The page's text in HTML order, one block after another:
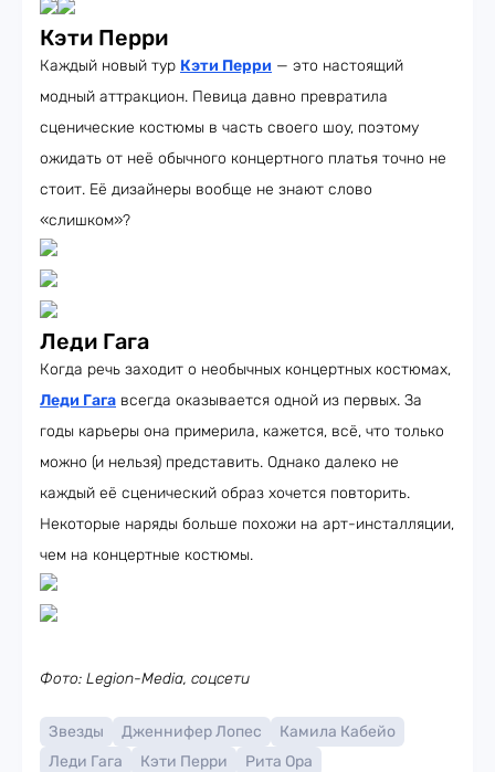
Кэти Перри
Каждый новый тур Кэти Перри — это настоящий
модный аттракцион. Певица давно превратила
сценические костюмы в часть своего шоу, поэтому
ожидать от неё обычного концертного платья точно не
стоит. Её дизайнеры вообще не знают слово
«слишком»?
Леди Гага
Когда речь заходит о необычных концертных костюмах,
Леди Гага всегда оказывается одной из первых. За
годы карьеры она примерила, кажется, всё, что только
можно (и нельзя) представить. Однако далеко не
каждый её сценический образ хочется повторить.
Некоторые наряды больше похожи на арт-инсталляции,
чем на концертные костюмы.
Фото: Legion-Media, соцсети
Звезды Дженнифер Лопес
Камила Кабейо
Леди Гага
Кэти Перри Рита Ора